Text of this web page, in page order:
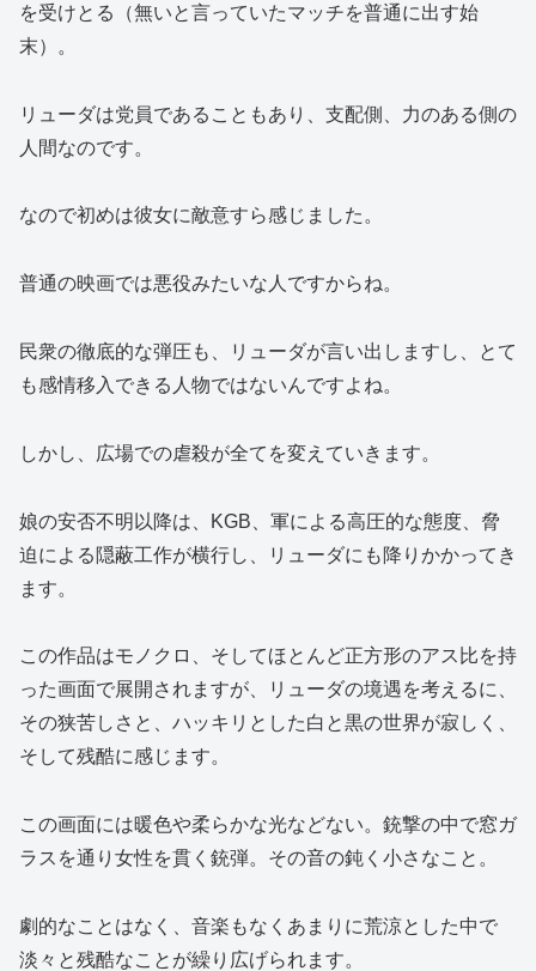
を受けとる（無いと言っていたマッチを普通に出す始
末）。
リューダは党員であることもあり、支配側、力のある側の
人間なのです。
なので初めは彼女に敵意すら感じました。
普通の映画では悪役みたいな人ですからね。
民衆の徹底的な弾圧も、リューダが言い出しますし、とて
も感情移入できる人物ではないんですよね。
しかし、広場での虐殺が全てを変えていきます。
娘の安否不明以降は、KGB、軍による高圧的な態度、脅
迫による隠蔽工作が横行し、リューダにも降りかかってき
ます。
この作品はモノクロ、そしてほとんど正方形のアス比を持
った画面で展開されますが、リューダの境遇を考えるに、
その狭苦しさと、ハッキリとした白と黒の世界が寂しく、
そして残酷に感じます。
この画面には暖色や柔らかな光などない。銃撃の中で窓ガ
ラスを通り女性を貫く銃弾。その音の鈍く小さなこと。
劇的なことはなく、音楽もなくあまりに荒涼とした中で
淡々と残酷なことが繰り広げられます。